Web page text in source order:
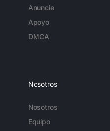
Anuncie
Apoyo
DMCA
Nosotros
Nosotros
Equipo